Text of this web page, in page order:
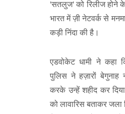
'सतलुज' को रिलीज होने
भारत में ज़ी नेटवर्क से
कड़ी निंदा की है।
एडवोकेट धामी ने कहा
पुलिस ने हज़ारों बेगुनाह
करके उन्हें शहीद कर
को लावारिस बताकर